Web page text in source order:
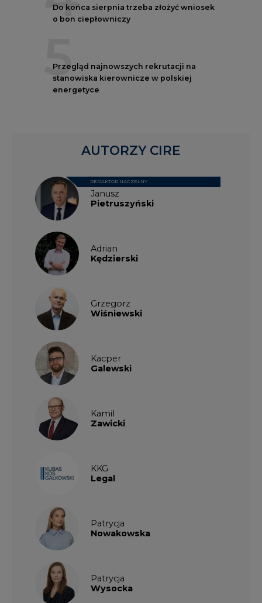
Do końca sierpnia trzeba złożyć wniosek
o bon ciepłowniczy
5
Przegląd najnowszych rekrutacji na
stanowiska kierownicze w polskiej
energetyce
Janusz
Pietruszyński
REDAKTOR NACZELNY
Adrian
Kędzierski
Grzegorz
Wiśniewski
Kacper
Galewski
Kamil
Zawicki
KKG
Legal
Patrycja
Nowakowska
Patrycja
Wysocka
AUTORZY CIRE